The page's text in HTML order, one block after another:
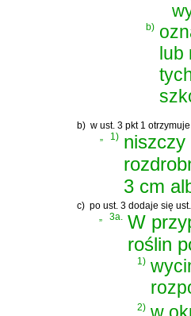
b)
b) w ust. 3 pkt 1
„
1)
3 cm
c) po ust. 3 dodaje się
„
3a. W
roślin
1)
2)